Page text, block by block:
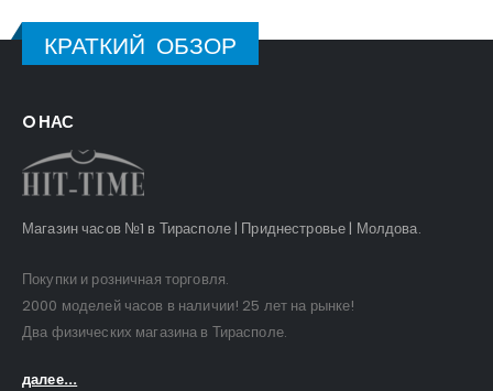
КРАТКИЙ ОБЗОР
O НАС
Магазин часов №1 в Тирасполе | Приднестровье | Молдова.
Покупки и розничная торговля.
2000 моделей часов в наличии! 25 лет на рынке!
Два физических магазина в Тирасполе.
далее...